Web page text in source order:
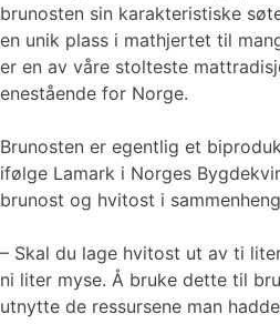
brunosten sin karakteristiske
en unik plass i mathjertet til
er en av våre stolteste
enestående for Norge.
Brunosten er egentlig et
ifølge Lamark i Norges
brunost og hvitost i
– Skal du lage hvitost ut av ti
ni liter myse. Å bruke dette til
utnytte de ressursene man